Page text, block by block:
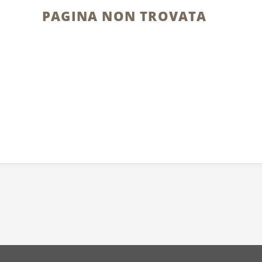
PAGINA NON TROVATA